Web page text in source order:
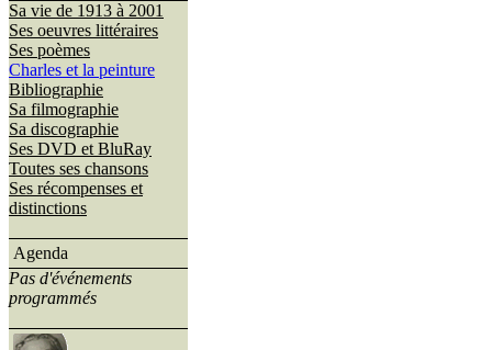
Sa vie de 1913 à 2001
Ses oeuvres littéraires
Ses poèmes
Charles et la peinture
Bibliographie
Sa filmographie
Sa discographie
Ses DVD et BluRay
Toutes ses chansons
Ses récompenses et
distinctions
Agenda
Pas d'événements
programmés